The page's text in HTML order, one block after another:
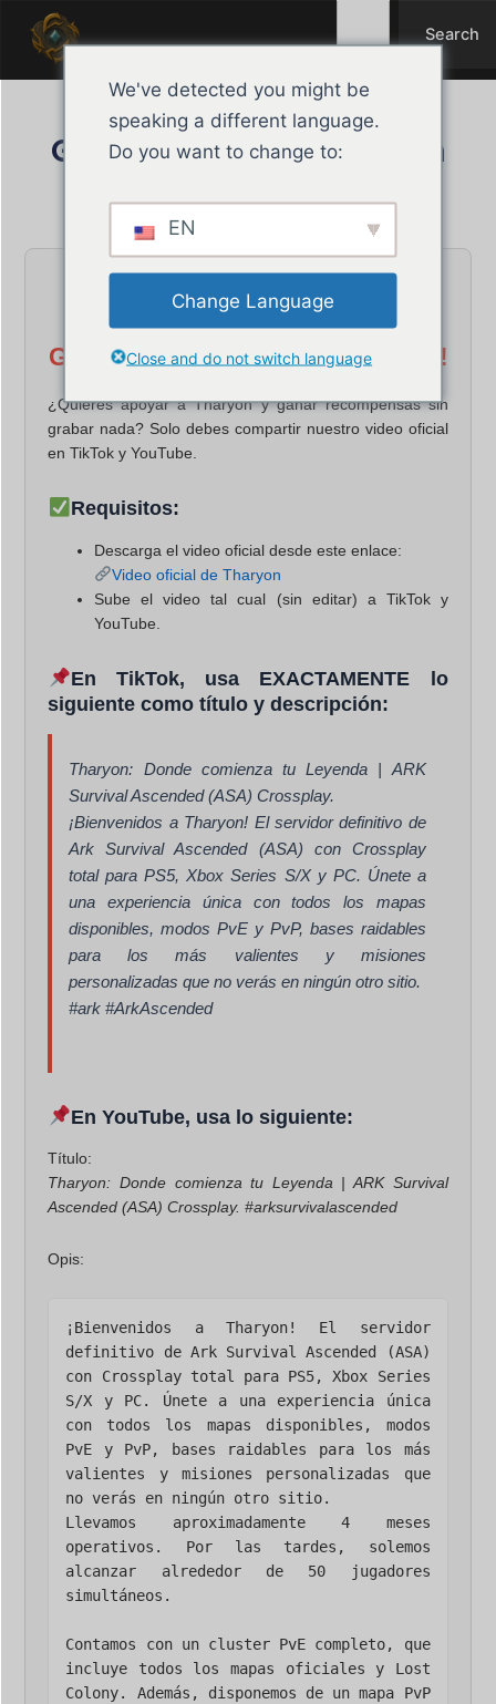
Przejdź
Search
Gana puntos en Tharyon
styczeń 21, 2026 Tharyon
¡OPORTUNIDAD PARA
GANAR 500 PUNTOS THARYON!
¿Quieres apoyar a Tharyon y ganar recompensas sin
grabar nada? Solo debes compartir nuestro video oficial
en TikTok y YouTube.
Requisitos:
Descarga el video oficial desde este enlace:
Video oficial de Tharyon
Sube el videotal cual (sin editar) a TikTok y
YouTube
En TikTok, usa EXACTAMENTE lo
siguiente como título y descripción:
Tharyon: Donde comienza tu Leyenda | ARK
Survival Ascended (ASA) Crossplay.
¡Bienvenidos a Tharyon! El servidor definitivo de
Ark Survival Ascended (ASA) con Crossplay
total para PS5, Xbox Series S/X y PC. Únete a
una experiencia única con todos los mapas
disponibles, modos PvE y PvP, bases raidables
para los más valientes y misiones
personalizadas que no verás en ningún otro sitio.
#ark #ArkAscended
En YouTube, usa lo siguiente:
Título:
Tharyon: Donde comienza tu Leyenda | ARK Survival
Ascended (ASA) Crossplay. #arksurvivalascended
Opis:
¡Bienvenidos a Tharyon! El servidor
definitivo de Ark Survival Ascended (ASA)
con Crossplay total para PS5, Xbox Series
S/X y PC. Únete a una experiencia única
con todos los mapas disponibles, modos
PvE y PvP, bases raidables para los más
valientes y misiones personalizadas que
no verás en ningún otro sitio.
Llevamos aproximadamente 4 meses
operativos. Por las tardes, solemos
alcanzar alrededor de 50 jugadores
simultáneos.
Contamos con un cluster PvE completo, que
incluye todos los mapas oficiales y Lost
Colony. Además, disponemos de un mapa PvP
We've detected you might be
speaking a different language.
Do you want to change to:
EN
Change Language
Close and do not switch language